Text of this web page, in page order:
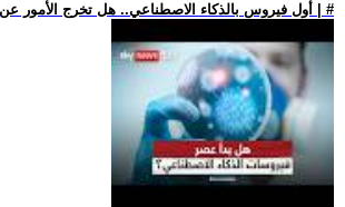
.. أول فيروس بالذكاء الاصطناعي.. هل تخرج الأمور عن السيطرة؟ | #